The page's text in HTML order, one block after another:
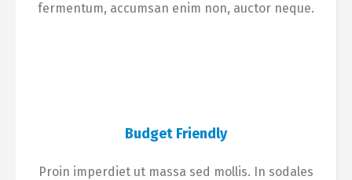
fermentum, accumsan enim non, auctor neque.
Budget Friendly
Proin imperdiet ut massa sed mollis. In sodales